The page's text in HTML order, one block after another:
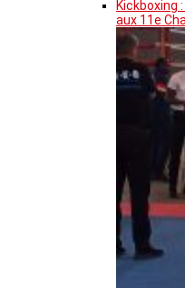
Kickboxing
aux 11e